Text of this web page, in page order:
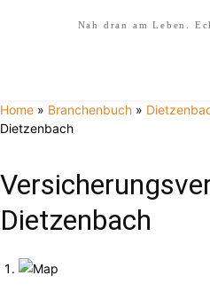
Nah dran am Leben.
Home » Branchenbuch »
Dietzenbach
Dietzenbach